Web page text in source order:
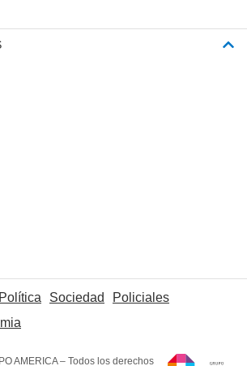
Política Sociedad
Policiales
AMERICA – Todos los derechos